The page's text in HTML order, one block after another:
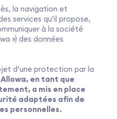
la navigation et
services qu’il propose,
à la société
») des données
d’une protection par la
Allowa, en tant que
a mis en place
adaptées afin de
personnelles.